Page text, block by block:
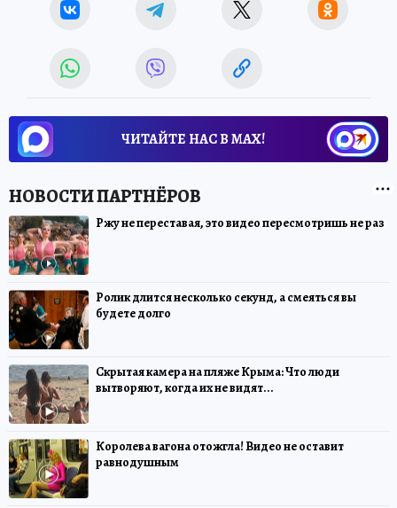
ЧИТАЙТЕ НАС В МАХ!
Ржу не переставая, это видео пересмотришь не раз
Ролик длится несколько секунд, а смеяться вы
будете долго
Скрытая камера на пляже Крыма: Что люди
вытворяют, когда их не видят...
Королева вагона отожгла! Видео не оставит
равнодушным